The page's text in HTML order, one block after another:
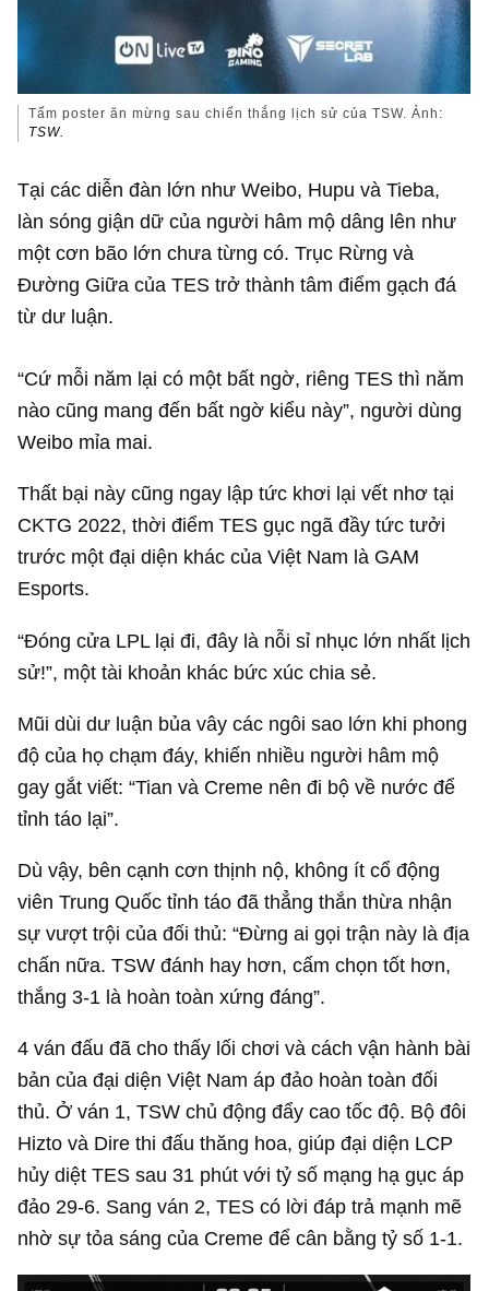
Tấm poster ăn mừng sau chiến thắng lịch sử của TSW. Ảnh:
TSW.
Tại các diễn đàn lớn như Weibo, Hupu và Tieba,
làn sóng giận dữ của người hâm mộ dâng lên như
một cơn bão lớn chưa từng có. Trục Rừng và
Đường Giữa của TES trở thành tâm điểm gạch đá
từ dư luận.
“Cứ mỗi năm lại có một bất ngờ, riêng TES thì năm
nào cũng mang đến bất ngờ kiểu này”, người dùng
Weibo mỉa mai.
Thất bại này cũng ngay lập tức khơi lại vết nhơ tại
CKTG 2022, thời điểm TES gục ngã đầy tức tưởi
trước một đại diện khác của Việt Nam là GAM
Esports.
“Đóng cửa LPL lại đi, đây là nỗi sỉ nhục lớn nhất lịch
sử!”, một tài khoản khác bức xúc chia sẻ.
Mũi dùi dư luận bủa vây các ngôi sao lớn khi phong
độ của họ chạm đáy, khiến nhiều người hâm mộ
gay gắt viết: “Tian và Creme nên đi bộ về nước để
tỉnh táo lại”.
Dù vậy, bên cạnh cơn thịnh nộ, không ít cổ động
viên Trung Quốc tỉnh táo đã thẳng thắn thừa nhận
sự vượt trội của đối thủ: “Đừng ai gọi trận này là địa
chấn nữa. TSW đánh hay hơn, cấm chọn tốt hơn,
thắng 3-1 là hoàn toàn xứng đáng”.
4 ván đấu đã cho thấy lối chơi và cách vận hành bài
bản của đại diện Việt Nam áp đảo hoàn toàn đối
thủ. Ở ván 1, TSW chủ động đẩy cao tốc độ. Bộ đôi
Hizto và Dire thi đấu thăng hoa, giúp đại diện LCP
hủy diệt TES sau 31 phút với tỷ số mạng hạ gục áp
đảo 29-6. Sang ván 2, TES có lời đáp trả mạnh mẽ
nhờ sự tỏa sáng của Creme để cân bằng tỷ số 1-1.